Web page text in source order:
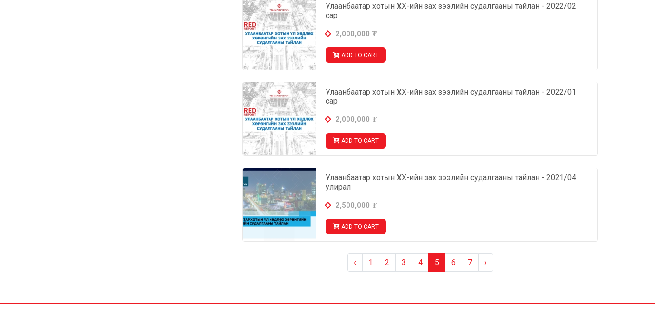
Улаанбаатар хотын ҮХХ-ийн зах зээлийн судалгааны тайлан - 2022/02
сар
2,000,000 ₮
ADD TO CART
Улаанбаатар хотын ҮХХ-ийн зах зээлийн судалгааны тайлан - 2022/01
сар
2,000,000 ₮
ADD TO CART
Улаанбаатар хотын ҮХХ-ийн зах зээлийн судалгааны тайлан - 2021/04
улирал
2,500,000 ₮
ADD TO CART
‹ 1 2 3 4 5 6 7 ›